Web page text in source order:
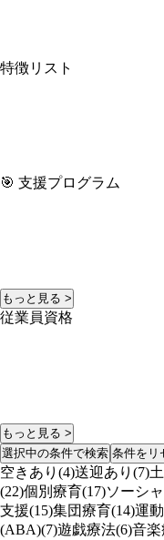
特徴リスト
🎯 支援プログラム
もっと見る >
従業員資格
もっと見る >
選択中の条件で検索 条件をリ
空きあり(4)送迎あり(7)
(22)個別療育(17)ソーシ
支援(15)集団療育(14)運
(ABA)(7)遊戯療法(6)音楽